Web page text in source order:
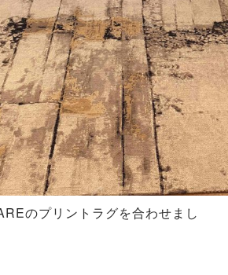
のプリントラグを合わせまし